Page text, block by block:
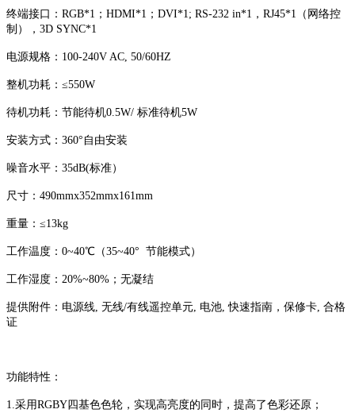
终端接口： RGB*1；HDMI*1；DVI*1; RS-232 in*1，RJ45*1（网络控
制），3D SYNC*1
电源规格： 100-240V AC, 50/60HZ
整机功耗： ≤550W
待机功耗：节能待机0.5W/ 标准待机5W
安装方式： 360°自由安装
噪音水平： 35dB(标准）
尺寸： 490mmx352mmx161mm
重量： ≤13kg
工作温度： 0~40℃（35~40° 节能模式）
工作湿度： 20%~80%；无凝结
提供附件：电源线 , 无线/有线遥控单元, 电池, 快速指南，保修卡, 合格
证
功能特性：
1.采用RGBY四基色色轮，实现高亮度的同时，提高了色彩还原；